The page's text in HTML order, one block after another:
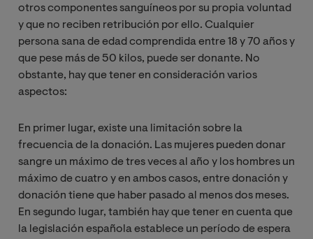
otros componentes sanguíneos por su propia voluntad
y que no reciben retribución por ello. Cualquier
persona sana de edad comprendida entre 18 y 70 años y
que pese más de 50 kilos, puede ser donante. No
obstante, hay que tener en consideración varios
aspectos:
En primer lugar, existe una limitación sobre la
frecuencia de la donación. Las mujeres pueden donar
sangre un máximo de tres veces al año y los hombres un
máximo de cuatro y en ambos casos, entre donación y
donación tiene que haber pasado al menos dos meses.
En segundo lugar, también hay que tener en cuenta que
la legislación española establece un período de espera